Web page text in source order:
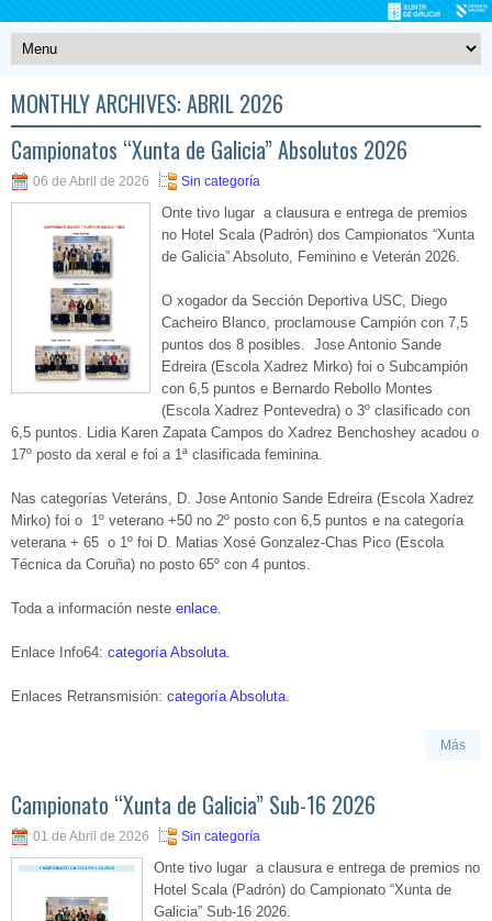
MONTHLY ARCHIVES:ABRIL 2026
Campionatos “Xunta de Galicia” Absolutos 2026
06 de Abril de 2026 Sin categoría
Onte tivo lugar a clausura e entrega de premios
no Hotel Scala (Padrón) dos Campionatos “Xunta
de Galicia” Absoluto, Feminino e Veterán 2026.
O xogador da Sección Deportiva USC, Diego
Cacheiro Blanco, proclamouse Campión con 7,5
puntos dos 8 posibles. Jose Antonio Sande
Edreira (Escola Xadrez Mirko) foi o Subcampión
con 6,5 puntos e Bernardo Rebollo Montes
(Escola Xadrez Pontevedra) o 3º clasificado con
6,5 puntos. Lidia Karen Zapata Campos do Xadrez Benchoshey acadou o
17º posto da xeral e foi a 1ª clasificada feminina.
Nas categorías Veteráns, D. Jose Antonio Sande Edreira (Escola Xadrez
Mirko) foi o 1º veterano +50 no 2º posto con 6,5 puntos e na categoría
veterana + 65 o 1º foi D. Matias Xosé Gonzalez-Chas Pico (Escola
Técnica da Coruña) no posto 65º con 4 puntos.
Toda a información neste enlace.
Enlace Info64: categoría Absoluta.
Enlaces Retransmisión: categoría Absoluta.
Más
Campionato “Xunta de Galicia” Sub-16 2026
01 de Abril de 2026 Sin categoría
Onte tivo lugar a clausura e entrega de premios no
Hotel Scala (Padrón) do Campionato “Xunta de
Galicia” Sub-16 2026.